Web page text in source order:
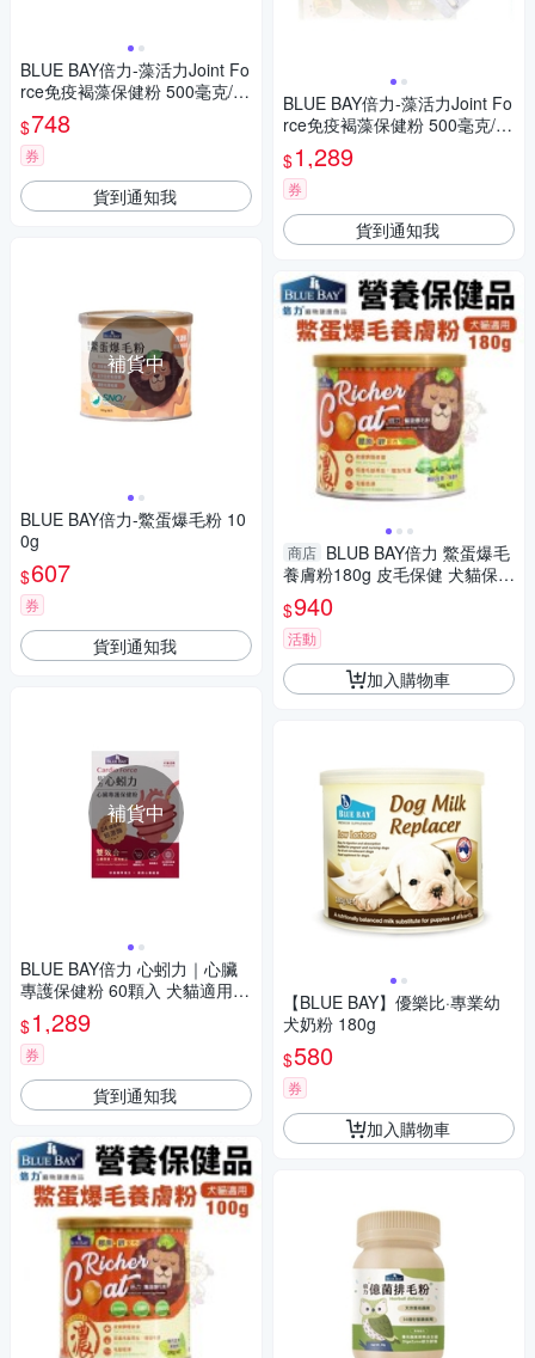
BLUE BAY倍力-藻活力Joint Fo
rce免疫褐藻保健粉 500毫克/
顆，30顆/包 犬貓適用
$748
券
貨到通知我
補貨中
BLUE BAY倍力-鱉蛋爆毛粉 10
0g
$607
券
貨到通知我
補貨中
BLUE BAY倍力 心蚓力｜心臟
專護保健粉 60顆入 犬貓適用
(效期2026/03)
$1,289
券
貨到通知我
BLUE BAY倍力-藻活力Joint Fo
rce免疫褐藻保健粉 500毫克/
顆，60顆/包 犬貓適用
$1,289
券
貨到通知我
商店 BLUB BAY倍力 鱉蛋爆毛
養膚粉180g 皮毛保健 犬貓保健
品『寵喵樂旗艦店』
$940
活動
加入購物車
【BLUE BAY】優樂比·專業幼
犬奶粉 180g
$580
券
加入購物車